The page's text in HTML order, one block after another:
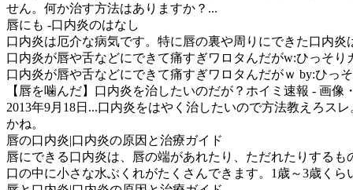
せん。何か治す方法はありますか？...
唇にも -口内炎のはなし
口内炎は厄介な病気です。特に唇の裏や周りにできた口内炎
口内炎が唇や舌などにできて痛すぎワロタんだがw:ひっそり
口内炎が唇や舌などにできて痛すぎワロタんだがｗ by:ひっ
【唇を噛んだ】口内炎を治したいのだが？ホイミ速報 - 画像
2013年9月18日...口内炎をはやく治したいので方法教えろス
かね。
唇の口内炎|口内炎の原因と治療ガイド
唇にできる口内炎は、唇の端があれたり、ただれたりする
口の中に小さな水ぶくれがたくさんできます。1歳～3歳くら